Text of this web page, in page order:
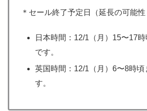
＊セール終了予定日（延長の可能性
日本時間：12/1（月）15〜17
です。
英国時間：12/1（月）6〜8時頃
す。